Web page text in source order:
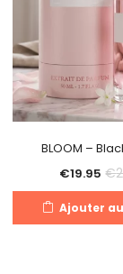
BLOOM –
€19.95 €
Ajouter